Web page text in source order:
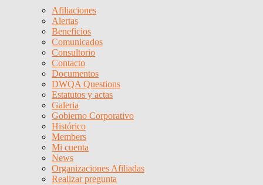
Afiliaciones
Alertas
Beneficios
Comunicados
Consultorio
Contacto
Documentos
DWQA Questions
Estatutos y actas
Galeria
Gobierno Corporativo
Histórico
Members
Mi cuenta
News
Organizaciones Afiliadas
Realizar pregunta